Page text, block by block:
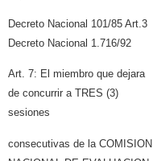
Decreto Nacional 101/85 Art.3
Decreto Nacional 1.716/92
Art. 7: El miembro que dejara
de concurrir a TRES (3)
sesiones
consecutivas de la COMISION